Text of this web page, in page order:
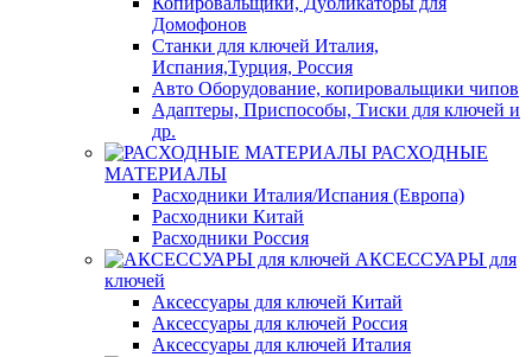
Домофонов
Станки для ключей Италия,
Испания,Турция, Россия
Авто Оборудование, копировальщики чипов
Адаптеры, Приспособы, Тиски для ключей и
др.
РАСХОДНЫЕ
МАТЕРИАЛЫ
Расходники Италия/Испания (Европа)
Расходники Китай
Расходники Россия
АКСЕССУАРЫ для
ключей
Аксессуары для ключей Китай
Аксессуары для ключей Россия
Аксессуары для ключей Италия